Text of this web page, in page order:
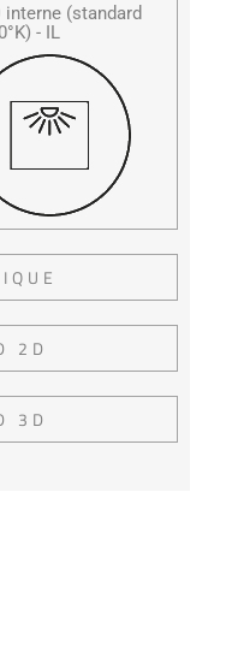
interne (standard
- IL
2D
3D